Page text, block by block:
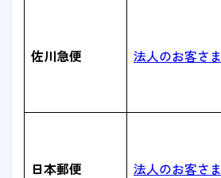
佐川急便 法人のお客さま
日本郵便 法人のお客さま